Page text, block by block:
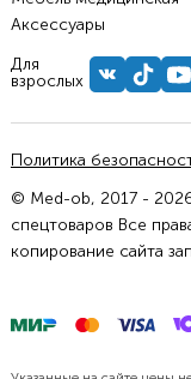
Аксессуары
Для
взрослых
Политика
© Med-ob, 2017 -
спецтоваров Все
копирование сайта